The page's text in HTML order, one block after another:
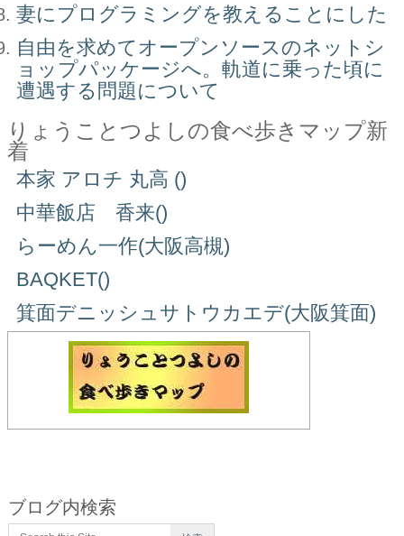
妻にプログラミングを教えることにした
自由を求めてオープンソースのネットシ
ョップパッケージへ。軌道に乗った頃に
遭遇する問題について
りょうことつよしの食べ歩きマップ新
着
本家 アロチ 丸高 ()
中華飯店 香来()
らーめん一作(大阪高槻)
BAQKET()
箕面デニッシュサトウカエデ(大阪箕面)
ブログ内検索